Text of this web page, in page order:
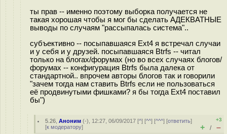
ты прав -- именно поэтому выборка получается не
такая хорошая чтобы я мог бы сделать АДЕКВАТНЫЕ
выводы по случаям "рассыпалась система"..
субъективно -- посыпавшаяся Ext4 я встречал случаи
и у себя и у друзей. посыпавшаяся Btrfs -- читал
только на блогах/форумах (но во всех случаях блогов/
форумах -- конфигурация Btrfs была далека от
стандартной.. впрочем авторы блогов так и говорили
"зачем тогда нам ставить Btrfs если не пользоваться
её продвинутыми фишками? я бы тогда Ext4 поставил
бы")
5.26 ,Аноним (-), 12:27, 06/09/2017 [^] [^^] [^^^] [ответить]
[к модератору]
+3
+ / –